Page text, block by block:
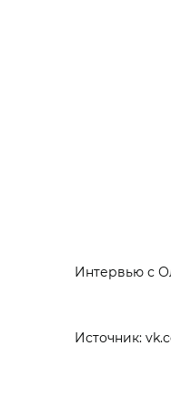
Интервью с
Источник: